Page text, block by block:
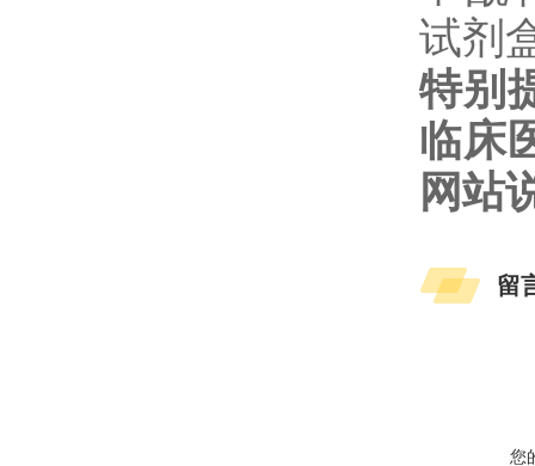
特别
临床
网站
留
您